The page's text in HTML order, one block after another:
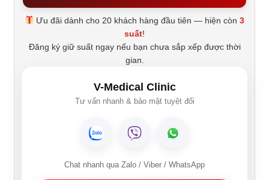
Ưu đãi dành cho 20 khách hàng đầu tiên — hiện còn3
suất!
Đăng ký giữ suất ngay nếu bạn chưa sắp xếp được thời
gian.
V-Medical Clinic
Tư vấn nhanh & bảo mật tuyệt đối
Chat nhanh qua Zalo / Viber / WhatsApp